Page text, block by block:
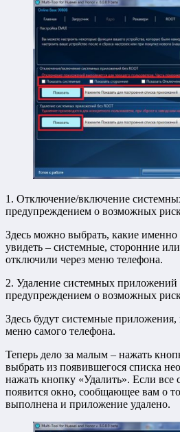
1. Отключение/включение
предупреждением о возможных
Здесь можно выбрать, какие
увидеть – системные, сторонние
отключили через меню телефона.
2. Удаление системных приложений
предупреждением о возможных
Здесь будут системные приложения,
меню самого телефона.
Теперь дело за малым – нажать
выбрать из появившегося списка
нажать кнопку «Удалить». Если все
появится окно, сообщающее вам о
выполнена и приложение удалено.